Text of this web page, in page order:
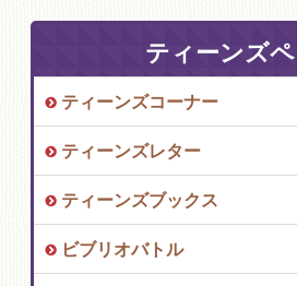
ティーンズ
ティーンズコーナー
ティーンズレター
ティーンズブックス
ビブリオバトル